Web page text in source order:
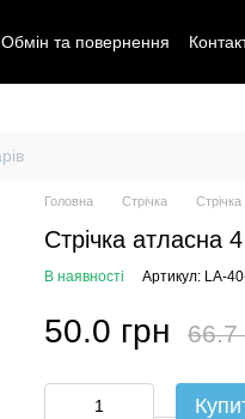
Обмін та повернення
Головна Стрічка
Стрічка атласна
В наявності Артикул: LA-
50.0 грн 66.7